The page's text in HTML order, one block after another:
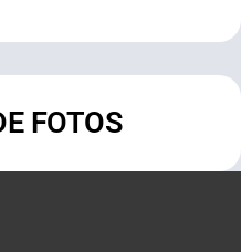
FOTOS